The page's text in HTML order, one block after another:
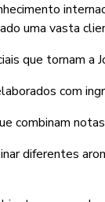
uma vasta
que tornam a
com
combinam
diferentes